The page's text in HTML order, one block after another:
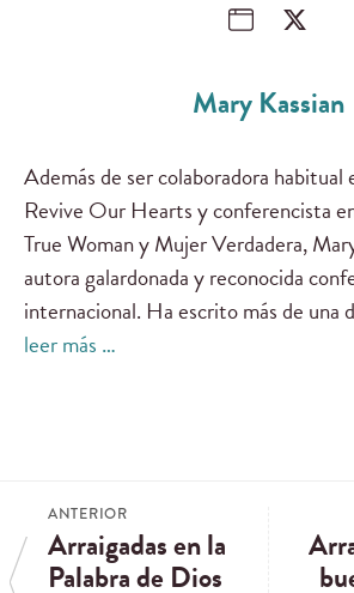
Mary Kassian
Además de ser colaboradora habitual
Revive Our Hearts y conferencista
True Woman y Mujer Verdadera,
autora galardonada y reconocida
internacional. Ha escrito más de una
leer más …
ANTERIOR
Arraigadas en la
Palabra de Dios